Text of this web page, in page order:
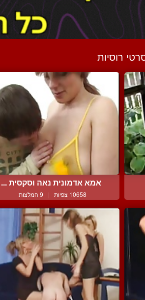
רוסיות
אמא אדמונית נאה וסקסית ...
10658 צפיות | 9 המלצות